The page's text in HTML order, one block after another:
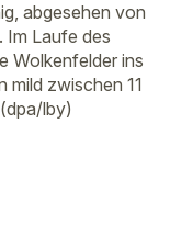
abgesehen von
Im Laufe des
Wolkenfelder ins
mild zwischen 11
lby)